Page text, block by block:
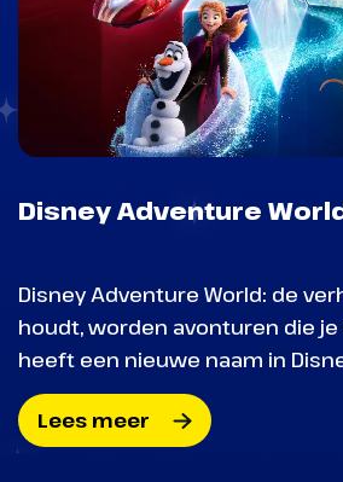
Disney Adventure
Disney Adventure World: de
houdt, worden avonturen die
heeft een nieuwe naam in
Lees meer